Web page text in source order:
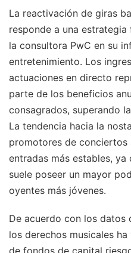
La reactivación de giras
responde a una
la consultora PwC en su
entretenimiento. Los
actuaciones en directo
parte de los beneficios
consagrados, superando
La tendencia hacia la
promotores de conciertos
entradas más estables,
suele poseer un mayor
oyentes más jóvenes.
De acuerdo con los datos
los derechos musicales